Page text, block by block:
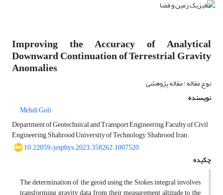
Improving the Accuracy of Analytical
Downward Continuation of Terrestrial Gravity
Anomalies
نوع مقاله : مقاله پژوهشی
نویسنده
Mehdi Goli
Department of Geotechnical and Transport Engineering, Faculty of Civil
Engineering, Shahrood University of Technology, Shahrood, Iran.
10.22059/jesphys.2023.358262.1007520
چکیده
The determination of the geoid using the Stokes integral involves